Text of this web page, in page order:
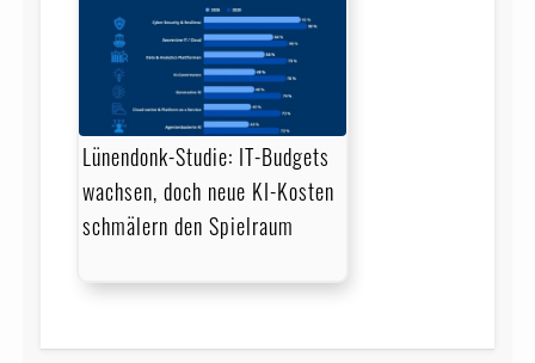
Lünendonk-Studie: IT-Budgets
wachsen, doch neue KI-Kosten
schmälern den Spielraum